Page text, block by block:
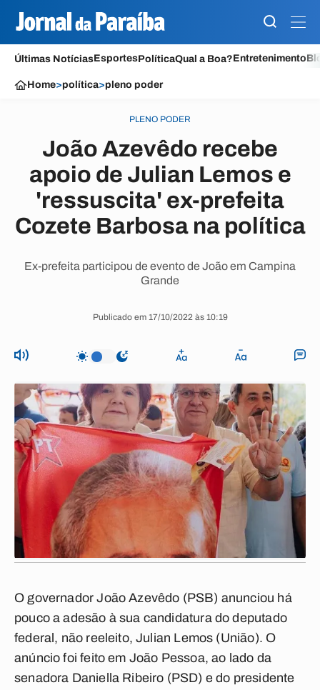
Últimas NotíciasEsportesPolíticaQual a Boa?Entretenimento
Home>política>pleno poder
PLENO PODER
João Azevêdo recebe
apoio de Julian Lemos e
'ressuscita' ex-prefeita
Cozete Barbosa na política
Ex-prefeita participou de evento de João em Campina
Grande
Publicado em 17/10/2022 às 10:19
O governador João Azevêdo (PSB) anunciou há
pouco a adesão à sua candidatura do deputado
federal, não reeleito, Julian Lemos (União). O
anúncio foi feito em João Pessoa, ao lado da
senadora Daniella Ribeiro (PSD) e do presidente